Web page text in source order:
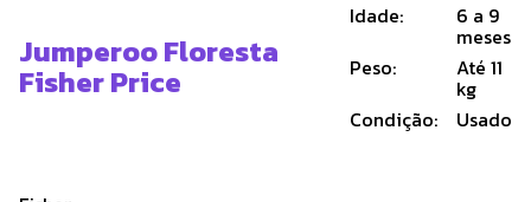
Jumperoo Floresta
Fisher Price
Idade: 6 a 9
meses
Peso:
Até 11
kg
Condição:
Usado